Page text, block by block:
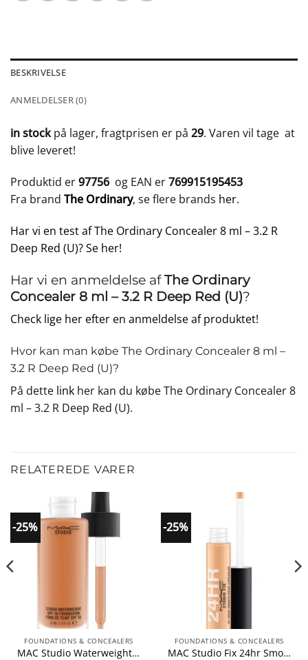
BESKRIVELSE
ANMELDELSER (0)
in stockpå lager, fragtprisen er på 29. Varen vil tage at
blive leveret!
Produktid er97756 og EAN er769915195453
Fra brand The Ordinary, se flere brands her.
Har vi en test af The Ordinary Concealer 8 ml – 3.2 R
Deep Red (U)? Se her!
Har vi en anmeldelse afThe Ordinary
Concealer 8 ml – 3.2 R Deep Red (U)?
Check lige her efter en anmeldelse af produktet!
Hvor kan man købe The Ordinary Concealer 8 ml –
3.2 R Deep Red (U)?
På dette link her kan du købe The Ordinary Concealer 8
ml – 3.2 R Deep Red (U).
RELATEREDE VARER
-25%
FOUNDATIONS & CONCEALERS
MAC Studio Waterweight SPF 30 Foundation 30 ml – NW45 fra MAC Cosmetics
-25%
FOUNDATIONS & CONCEALERS
MAC Studio Fix 24hr Smooth Wear Concealer 7 ml – NC38 fra MAC Cosmetics